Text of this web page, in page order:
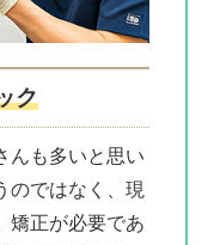
ク
んも多いと思い
のではなく、現
矯正が必要であ